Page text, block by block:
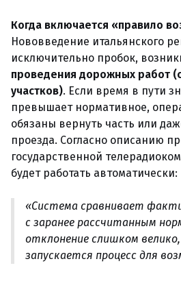
Когда включается «правило
Нововведение итальянского
исключительно пробок,
проведения дорожных работ
участков). Если время в пути
превышает нормативное,
обязаны вернуть часть или
проезда. Согласно описанию
государственной
будет работать автоматически:
«Система сравнивает
с заранее рассчитанным
отклонение слишком
запускается процесс для